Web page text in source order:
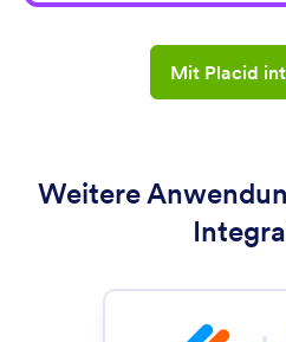
Mit Placid
Weitere